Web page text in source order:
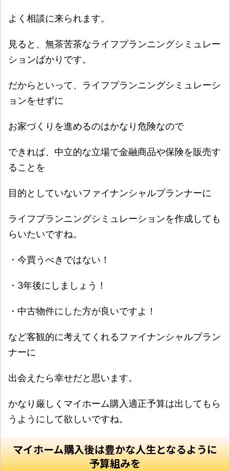
よく相談に来られます。
見ると、無茶苦茶なライフプランニングシミュレー
ションばかりです。
だからといって、ライフプランニングシミュレーシ
ョンをせずに
お家づくりを進めるのはかなり危険なので
できれば、中立的な立場で金融商品や保険を販売す
ることを
目的としていないファイナンシャルプランナーに
ライフプランニングシミュレーションを作成しても
らいたいですね。
・今買うべきではない！
・3年後にしましょう！
・中古物件にした方が良いですよ！
など客観的に考えてくれるファイナンシャルプラン
ナーに
出会えたら幸せだと思います。
かなり厳しくマイホーム購入適正予算は出してもら
うようにして欲しいですね。
マイホーム購入後は豊かな人生となるように
予算組みを